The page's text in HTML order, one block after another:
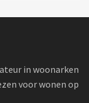
in woonarken
voor wonen op